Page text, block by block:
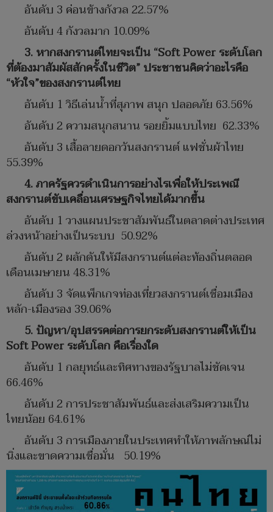
อันดับ 3 ค่อนข้างกังวล 22.57%
อันดับ 4 กังวลมาก 10.09%
3. หากสงกรานต์ไทยจะเป็น “Soft Power ระดับโลก
ที่ต้องมาสัมผัสสักครั้งในชีวิต” ประชาชนคิดว่าอะไรคือ
“หัวใจ”ของสงกรานต์ไทย
อันดับ 1 วิธีเล่นน้ำที่สุภาพ สนุก ปลอดภัย 63.56%
อันดับ 2 ความสนุกสนาน รอยยิ้มแบบไทย 62.33%
อันดับ 3 เสื้อลายดอกวันสงกรานต์ แฟชั่นผ้าไทย
55.39%
4. ภาครัฐควรดำเนินการอย่างไรเพื่อให้ประเพณี
สงกรานต์ขับเคลื่อนเศรษฐกิจไทยได้มากขึ้น
อันดับ 1 วางแผนประชาสัมพันธ์ในตลาดต่างประเทศ
ล่วงหน้าอย่างเป็นระบบ 50.92%
อันดับ 2 ผลักดันให้มีสงกรานต์แต่ละท้องถิ่นตลอด
เดือนเมษายน 48.31%
อันดับ 3 จัดแพ็กเกจท่องเที่ยวสงกรานต์เชื่อมเมือง
หลัก-เมืองรอง 39.06%
5. ปัญหา/อุปสรรคต่อการยกระดับสงกรานต์ให้เป็น
Soft Power ระดับโลก คือเรื่องใด
อันดับ 1 กลยุทธ์และทิศทางของรัฐบาลไม่ชัดเจน
66.46%
อันดับ 2 การประชาสัมพันธ์และส่งเสริมความเป็น
ไทยน้อย 64.61%
อันดับ 3 การเมืองภายในประเทศทำให้ภาพลักษณ์ไม่
นิ่งและขาดความเชื่อมั่น 50.19%